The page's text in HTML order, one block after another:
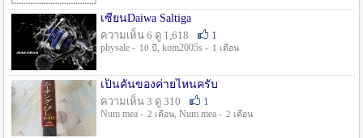
เซียนDaiwa Saltiga
ความเห็น 6 ดู 1,618
1
physale - 10 ปี , kom2005s - 1 เดือน
เป็นคันของค่ายไหนครับ
ความเห็น 3 ดู 310
1
Num mea - 2 เดือน, Num mea - 2 เดือน